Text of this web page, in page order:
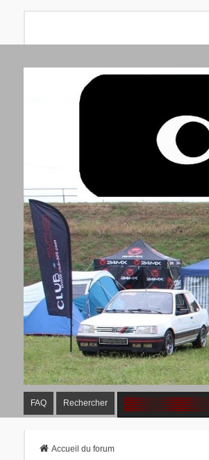
FAQ Rechercher
Accueil du forum